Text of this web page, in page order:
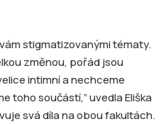
stigmatizovanými tématy.
změnou, pořád jsou
intimní a nechceme
toho součástí,” uvedla Eliška
svá díla na obou fakultách.